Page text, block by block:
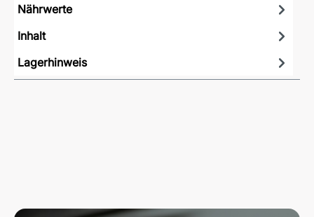
Nährwerte
Inhalt
Lagerhinweis